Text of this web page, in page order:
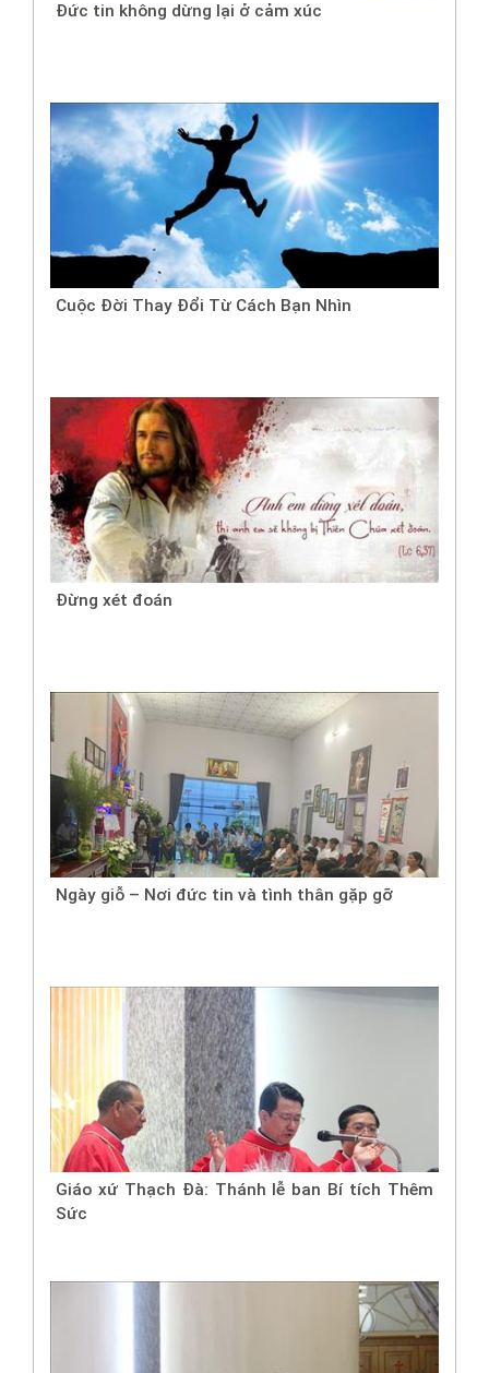
Đức tin không dừng lại ở cảm xúc
Cuộc Đời Thay Đổi Từ Cách Bạn Nhìn
Đừng xét đoán
Ngày giỗ – Nơi đức tin và tình thân gặp gỡ
Giáo xứ Thạch Đà: Thánh lễ ban Bí tích Thêm
Sức